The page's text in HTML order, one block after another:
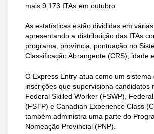
mais 9.173 ITAs em outubro.
As estatísticas estão divididas em várias
apresentando a distribuição das ITAs
programa, província, pontuação no
Classificação Abrangente (CRS), idade
O Express Entry atua como um sistema
inscrições que supervisiona candidatos
Federal Skilled Worker (FSWP),
(FSTP) e Canadian Experience Class
também administra uma parte do
Nomeação Provincial (PNP).